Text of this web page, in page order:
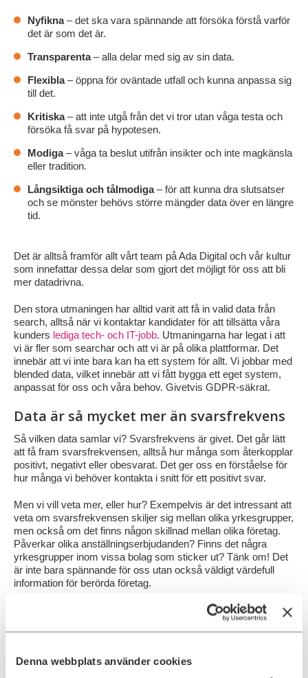
Denna webbplats använder cookies
Nyfikna– det ska vara spännande att försöka förstå varför
det är som det är.
Transparenta– alla delar med sig av sin data.
Flexibla– öppna för oväntade utfall och kunna anpassa sig
till det.
Kritiska– att inte utgå från det vi tror utan våga testa och
försöka få svar på hypotesen.
Modiga– våga ta beslut utifrån insikter och inte magkänsla
eller tradition.
Långsiktiga och tålmodiga– för att kunna dra slutsatser
och se mönster behövs större mängder data över en längre
tid.
Det är alltså framför allt vårt team på Ada Digital och vår kultur
som innefattar dessa delar som gjort det möjligt för oss att bli
mer datadrivna.
Den stora utmaningen har alltid varit att få in valid data från
search, alltså när vi kontaktar kandidater för att tillsätta våra
kunders lediga tech- och IT-jobb. Utmaningarna har legat i att
vi är fler som searchar och att vi är på olika plattformar. Det
innebär att vi inte bara kan ha ett system för allt. Vi jobbar med
blended data, vilket innebär att vi fått bygga ett eget system,
anpassat för oss och våra behov. Givetvis GDPR-säkrat.
Data är så mycket mer än svarsfrekvens
Så vilken data samlar vi? Svarsfrekvens är givet. Det går lätt
att få fram svarsfrekvensen, alltså hur många som återkopplar
positivt, negativt eller obesvarat. Det ger oss en förståelse för
hur många vi behöver kontakta i snitt för ett positivt svar.
Men vi vill veta mer, eller hur? Exempelvis är det intressant att
veta om svarsfrekvensen skiljer sig mellan olika yrkesgrupper,
men också om det finns någon skillnad mellan olika företag.
Påverkar olika anställningserbjudanden? Finns det några
yrkesgrupper inom vissa bolag som sticker ut? Tänk om! Det
är inte bara spännande för oss utan också väldigt värdefull
information för berörda företag.
Visst är det spännande? Och detta är ändå bara övergripande
information. Vi mäter nu, och försöker förstå varför kandidater
tackar ”nej”. Finns det något samband för olika yrkesgrupper?
Och vad händer när de tackar ”ja”? Då ska de ju träffa oss på
Ada Digital men hur många gör det egentligen, hur många